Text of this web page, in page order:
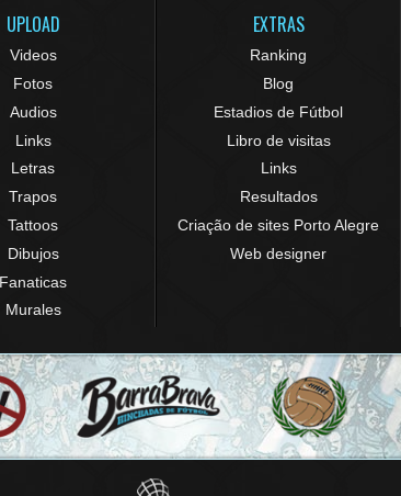
UPLOAD
Videos
Fotos
Audios
Links
Letras
Trapos
Tattoos
Dibujos
Fanaticas
Murales
EXTRAS
Ranking
Blog
Estadios de Fútbol
Libro de visitas
Links
Resultados
Criação de sites Porto Alegre
Web designer